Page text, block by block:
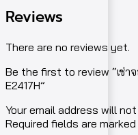
Reviews
There are no reviews yet.
Be the first to review “เช่า
E2417H”
Your email address will
Required fields are marked